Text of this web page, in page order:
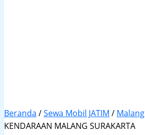
Beranda /Sewa Mobil JATIM / Malang
KENDARAAN MALANG SURAKARTA